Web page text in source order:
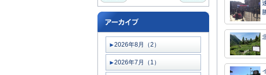
2026年8月（2）
2026年7月（1）